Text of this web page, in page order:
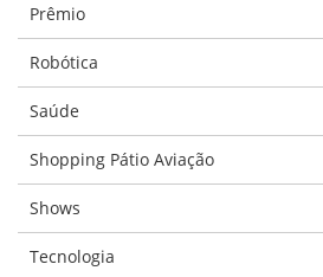
Prêmio
Robótica
Saúde
Shopping Pátio Aviação
Shows
Tecnologia